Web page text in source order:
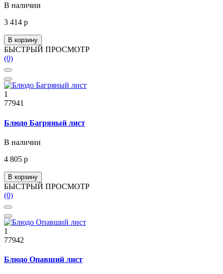
В наличии
3 414 р
В корзину
БЫСТРЫЙ ПРОСМОТР
(0)
1
77941
Блюдо Багряный лист
В наличии
4 805 р
В корзину
БЫСТРЫЙ ПРОСМОТР
(0)
1
77942
Блюдо Опавший лист